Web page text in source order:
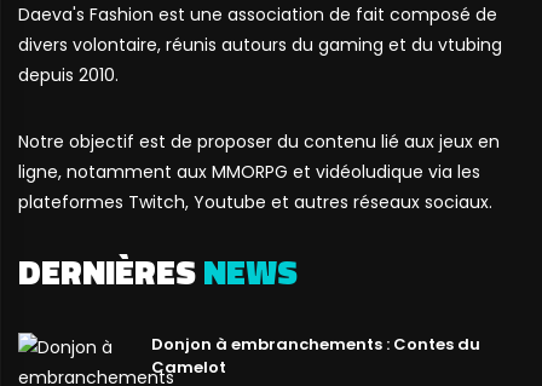
Daeva's Fashion est une association de fait composé de
divers volontaire, réunis autours du gaming et du vtubing
depuis 2010.
Notre objectif est de proposer du contenu lié aux jeux en
ligne, notamment aux MMORPG et vidéoludique via les
plateformes Twitch, Youtube et autres réseaux sociaux.
DERNIÈRESNEWS
Donjon à embranchements : Contes du
Camelot